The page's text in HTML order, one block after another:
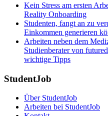
Kein Stress am ersten
Reality Onboarding
Studenten, fangt an zu
Einkommen generieren
Arbeiten neben dem
Studienberater von
wichtige Tipps
StudentJob
Über StudentJob
Arbeiten bei StudentJob